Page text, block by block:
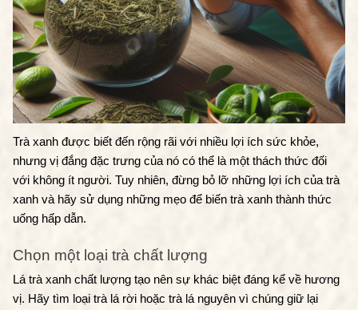
Trà xanh được biết đến rộng rãi với nhiều lợi ích sức khỏe,
nhưng vị đắng đặc trưng của nó có thể là một thách thức đối
với không ít người. Tuy nhiên, đừng bỏ lỡ những lợi ích của trà
xanh và hãy sử dụng những mẹo để biến trà xanh thành thức
uống hấp dẫn.
Chọn một loại trà chất lượng
Lá trà xanh chất lượng tạo nên sự khác biệt đáng kể về hương
vị. Hãy tìm loại trà lá rời hoặc trà lá nguyên vì chúng giữ lại